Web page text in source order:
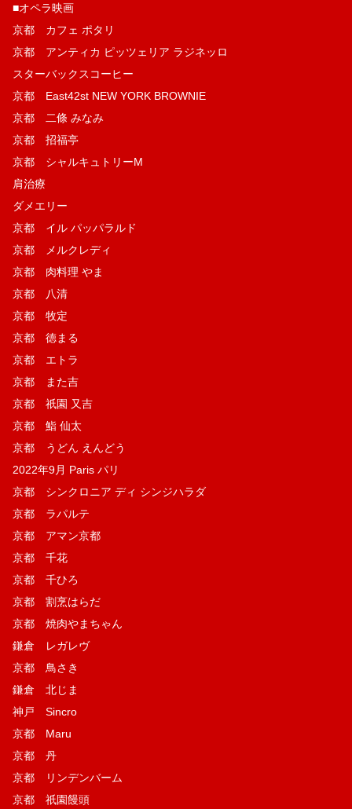
■オペラ映画
京都 カフェ ポタリ
京都 アンティカ ピッツェリア ラジネッロ
スターバックスコーヒー
京都 East42st NEW YORK BROWNIE
京都 二條 みなみ
京都 招福亭
京都 シャルキュトリーM
肩治療
ダメエリー
京都 イル パッパラルド
京都 メルクレディ
京都 肉料理 やま
京都 八清
京都 牧定
京都 徳まる
京都 エトラ
京都 また吉
京都 祇園 又吉
京都 鮨 仙太
京都 うどん えんどう
2022年9月 Paris パリ
京都 シンクロニア ディ シンジハラダ
京都 ラパルテ
京都 アマン京都
京都 千花
京都 千ひろ
京都 割烹はらだ
京都 焼肉やまちゃん
鎌倉 レガレヴ
京都 鳥さき
鎌倉 北じま
神戸 Sincro
京都 Maru
京都 丹
京都 リンデンバーム
京都 祇園饅頭